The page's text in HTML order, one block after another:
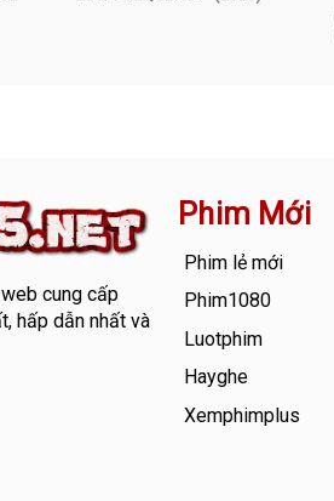
cung cấp
hấp dẫn nhất và
Phim Mới
Phim lẻ mới
Phim1080
Luotphim
Hayghe
Xemphimplus